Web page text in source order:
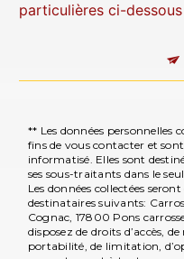
particulières ci-
** Les données personnelles
fins de vous contacter et
informatisé. Elles sont
ses sous-traitants dans le
Les données collectées
destinataires suivants:
Cognac, 17800 Pons
disposez de droits d’accès,
portabilité, de limitation,